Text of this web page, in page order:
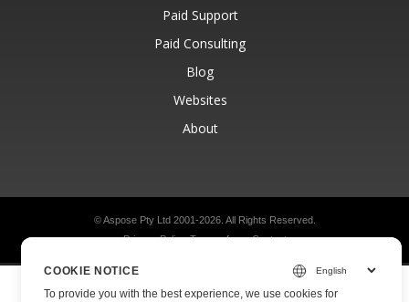
Paid Support
Paid Consulting
Blog
Websites
About
© Aspose Pty Ltd 2001-2026. All Rights Reserved.
Privacy Policy Terms of use Contact
COOKIE NOTICE
To provide you with the best experience, we use cookies for